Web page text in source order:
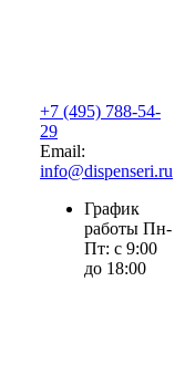
+7 (495) 788-54-
29
Email:
info@dispenseri.ru
График
работы Пн-
Пт: с 9:00
до 18:00